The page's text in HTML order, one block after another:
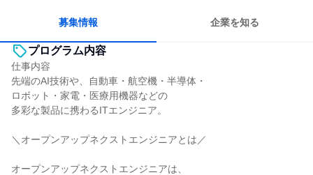
募集情報 企業を知る
プログラム内容
仕事内容
先端のAI技術や、自動車・航空機・半導体・
ロボット・家電・医療用機器などの
多彩な製品に携わるITエンジニア。
＼オープンアップネクストエンジニアとは／
オープンアップネクストエンジニアは、